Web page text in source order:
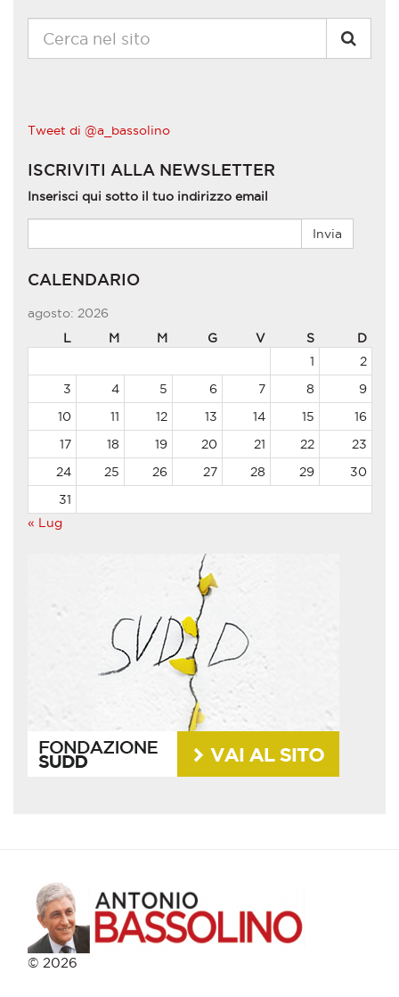
Tweet di @a_bassolino
ISCRIVITI ALLA NEWSLETTER
Inserisci qui sotto il tuo indirizzo email
CALENDARIO
agosto: 2026
L
M M G V S D
« Lug
1
2
3
4 5 6 7 8
9
10
11 12 13 14 15
16
17
18 19 20 21 22
23
24
25 26 27 28 29
30
31
© 2026